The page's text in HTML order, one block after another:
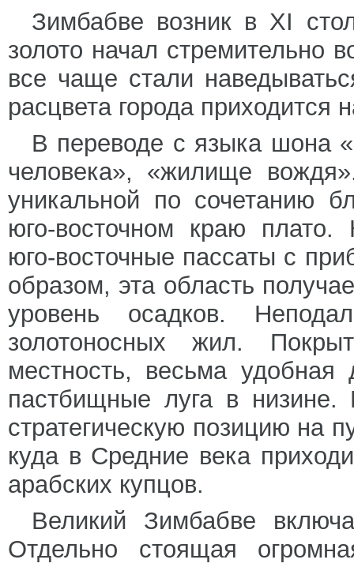
Зимбабве возник в XI
золото начал стремительно
все чаще стали
расцвета города
В переводе с языка шона
человека», «жилище
уникальной по сочетанию
юго-восточном краю плато.
юго-восточные пассаты с
образом, эта область
уровень осадков.
золотоносных жил.
местность, весьма
пастбищные луга в низине.
стратегическую позицию на
куда в Средние века
арабских купцов.
Великий Зимбабве
Отдельно стоящая